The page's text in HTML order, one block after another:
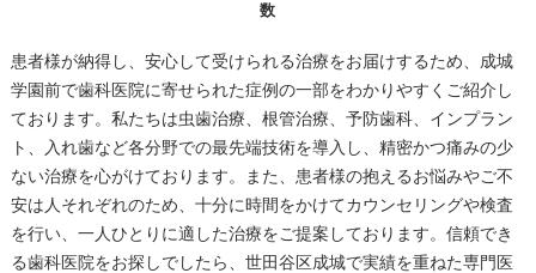
数
患者様が納得し、安心して受けられる治療をお届けするため、成城
学園前で歯科医院に寄せられた症例の一部をわかりやすくご紹介し
ております。私たちは虫歯治療、根管治療、予防歯科、インプラン
ト、入れ歯など各分野での最先端技術を導入し、精密かつ痛みの少
ない治療を心がけております。また、患者様の抱えるお悩みやご不
安は人それぞれのため、十分に時間をかけてカウンセリングや検査
を行い、一人ひとりに適した治療をご提案しております。信頼でき
る歯科医院をお探しでしたら、世田谷区成城で実績を重ねた専門医